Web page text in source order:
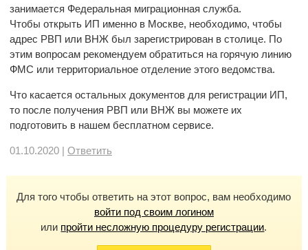
занимается Федеральная миграционная служба.
Чтобы открыть ИП именно в Москве, необходимо, чтобы
адрес РВП или ВНЖ был зарегистрирован в столице. По
этим вопросам рекомендуем обратиться на горячую линию
ФМС или территориальное отделение этого ведомства.
Что касается остальных документов для регистрации ИП,
то после получения РВП или ВНЖ вы можете их
подготовить в нашем бесплатном сервисе.
01.10.2020 | Ответить
Для того чтобы ответить на этот вопрос, вам необходимо
войти под своим логином
или пройти несложную процедуру регистрации.